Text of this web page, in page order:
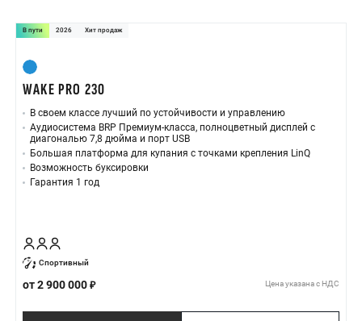
В пути 2026 Хит продаж
WAKE PRO 230
В своем классе лучший по устойчивости и управлению
Аудиосистема BRP Премиум-класса, полноцветный дисплей с
диагональю 7,8 дюйма и порт USB
Большая платформа для купания с точками крепления LinQ
Возможность буксировки
Гарантия 1 год
Спортивный
от2 900 000 Цена указана с НДС